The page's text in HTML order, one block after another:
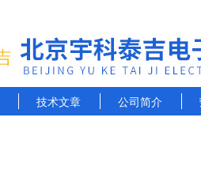
技术文章 公司简介